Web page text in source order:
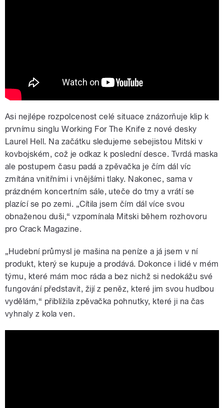
Asi nejlépe rozpolcenost celé situace znázorňuje klip k
prvnímu singlu Working For The Knife z nové desky
Laurel Hell. Na začátku sledujeme sebejistou Mitski v
kovbojském, což je odkaz k poslední desce. Tvrdá maska
ale postupem času padá a zpěvačka je čím dál víc
zmítána vnitřními i vnějšími tlaky. Nakonec, sama v
prázdném koncertním sále, uteče do tmy a vrátí se
plazící se po zemi. „Cítila jsem čím dál více svou
obnaženou duši,“ vzpomínala Mitski během rozhovoru
pro Crack Magazine.
„Hudební průmysl je mašina na peníze a já jsem v ní
produkt, který se kupuje a prodává. Dokonce i lidé v mém
týmu, které mám moc ráda a bez nichž si nedokážu své
fungování představit, žijí z peněz, které jim svou hudbou
vydělám,“ přiblížila zpěvačka pohnutky, které ji na čas
vyhnaly z kola ven.